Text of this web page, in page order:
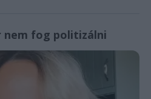
nem fog politizálni